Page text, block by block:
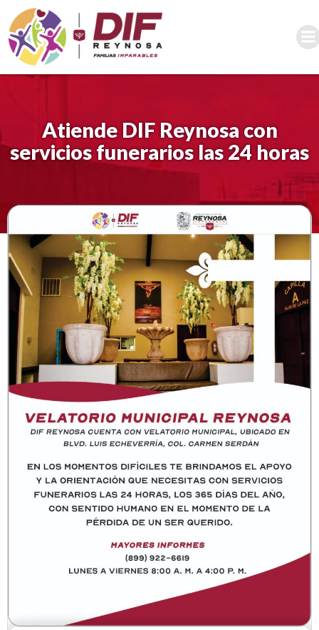
al
contenido
Atiende DIF Reynosa con
servicios funerarios las 24 horas